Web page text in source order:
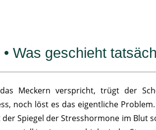
Was geschieht
Meckern verspricht, trügt der
noch löst es das eigentliche
Spiegel der Stresshormone im Blut